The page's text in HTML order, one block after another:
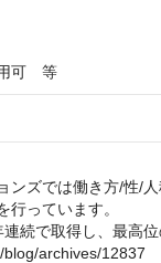
可　等
ンズでは働き方/性/
行っています。
続で取得し、最高
archives/12837